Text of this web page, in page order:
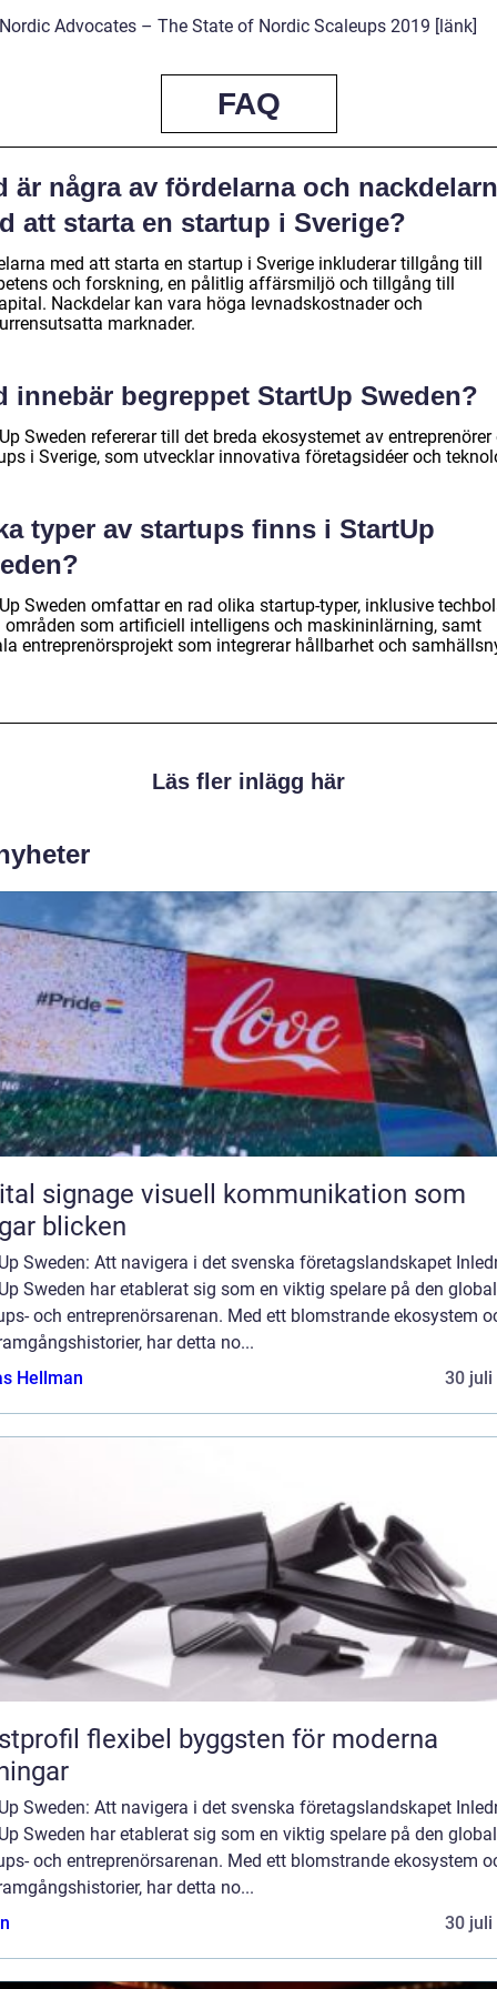
Advocates – The State of Nordic Scaleups 2019 [länk]
FAQ
är några av fördelarna och
att starta en startup i Sverige?
med att starta en startup i Sverige inkluderar tillgång till
och forskning, en pålitlig affärsmiljö och tillgång till
Nackdelar kan vara höga levnadskostnader och
marknader.
innebär begreppet StartUp Sweden?
Sweden refererar till det breda ekosystemet av entreprenörer
i Sverige, som utvecklar innovativa företagsidéer och
typer av startups finns i StartUp
Sweden omfattar en rad olika startup-typer, inklusive
områden som artificiell intelligens och maskininlärning, samt
entreprenörsprojekt som integrerar hållbarhet och
Läs fler inlägg här
visuell kommunikation som
blicken
Sweden: Att navigera i det svenska företagslandskapet
Sweden har etablerat sig som en viktig spelare på den
och entreprenörsarenan. Med ett blomstrande ekosystem
har detta no...
Hellman
30 juli
byggsten för moderna
Sweden: Att navigera i det svenska företagslandskapet
Sweden har etablerat sig som en viktig spelare på den
och entreprenörsarenan. Med ett blomstrande ekosystem
har detta no...
30 juli